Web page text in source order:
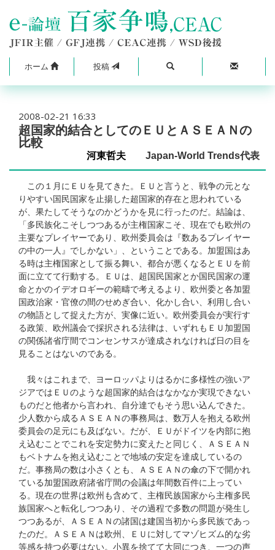
ホーム 投稿
2008-02-21 16:33
超国家的結合としてのＥＵとＡＳＥＡＮの
比較
河東哲夫 Japan-World Trends代表
この１月にＥＵを見てきた。ＥＵと言うと、戦争の元とな
りやすい国民国家を止揚した超国家的存在と思われている
が、果たしてそうなのかどうかを見に行ったのだ。結論は、
「多民族化こそしつつあるが主権国家こそ、現在でも欧州の
主要なプレイヤーであり、欧州委員会は『数あるプレイヤー
の中の一人』でしかない」、ということである。加盟国はあ
る時は主権国家として振る舞い、都合が悪くなるとＥＵを前
面に立てて行動する。ＥＵは、超国民国家とか国民国家の運
命とかのイデオロギーの範疇で考えるより、欧州委と各加盟
国政治家・官僚の間のせめぎ合い、化かし合い、利用し合い
の物語として捉えた方が、実像に近い。欧州委員会が実行す
る政策、欧州議会で採択される法律は、いずれもＥＵ加盟国
の関係諸省庁間でコンセンサスが達成されなければ日の目を
見ることはないのである。
我々はこれまで、ヨーロッパよりはるかに多様性の強いア
ジアではＥＵのような超国家的結合はなかなか実現できない
ものだと他者から言われ、自分達でもそう思い込んできた。
少人数から成るＡＳＥＡＮの事務局は、数万人を抱える欧州
委員会の足元にも及ばない。だが、ＥＵがドイツを内部に抱
え込むことでこれを安定勢力に変えたと同じく、ＡＳＥＡＮ
もベトナムを抱え込むことで地域の安定を達成しているの
だ。事務局の数は小さくとも、ＡＳＥＡＮの傘の下で開かれ
ている加盟国政府諸省庁間の会議は年間数百件に上ってい
る。現在の世界は欧州も含めて、主権民族国家から主権多民
族国家へと転化しつつあり、その過程で多数の問題が発生し
つつあるが、ＡＳＥＡＮの諸国は建国当初から多民族であっ
たのだ。ＡＳＥＡＮは欧州、ＥＵに対してマゾヒズム的な劣
等感を持つ必要はない。小異を捨てて大同につき、一つの声